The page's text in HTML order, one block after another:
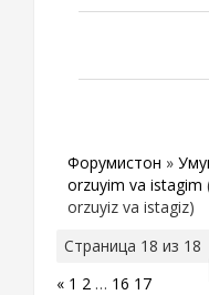
Форумистон »
orzuyim va istagim
orzuyiz va istagiz)
Страница 18 из 18
« 1 2 … 16 17